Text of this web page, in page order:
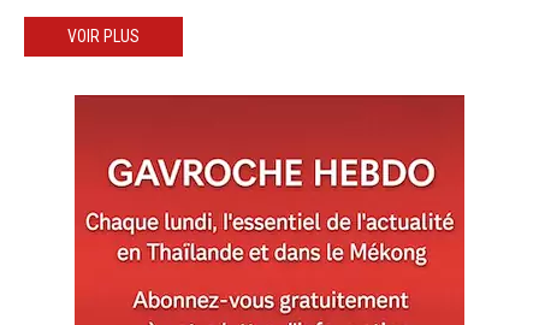
VOIR PLUS